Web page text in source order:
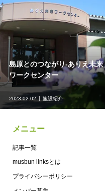
様々な活動を通して地域と繋
がる！－れいんぼうワークス
2022.12.16 施設紹介
メニュー
記事一覧
musbun linksとは
プライバシーポリシー